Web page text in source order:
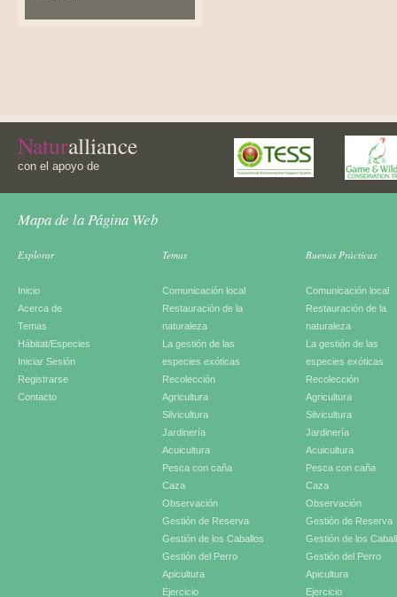
Naturalliance
con el apoyo de
Mapa de la Página Web
Explorar
Inicio
Acerca de
Temas
Hábitat/Especies
Iniciar Sesión
Registrarse
Contacto
Temas
Comunicación local
Restauración de la
naturaleza
La gestión de las
especies exóticas
Recolección
Agricultura
Silvicultura
Jardinería
Acuicultura
Pesca con caña
Caza
Observación
Gestión de Reserva
Gestión de los Caballos
Gestión del Perro
Apicultura
Ejercicio
Buenas Prácticas
Comunicación local
Restauración de la
naturaleza
La gestión de las
especies exóticas
Recolección
Agricultura
Silvicultura
Jardinería
Acuicultura
Pesca con caña
Caza
Observación
Gestión de Reserva
Gestión de los
Gestión del Perro
Apicultura
Ejercicio